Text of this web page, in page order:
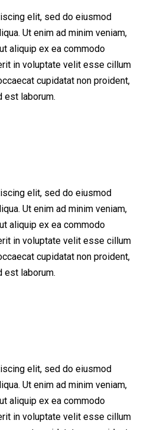
elit, sed do eiusmod
Ut enim ad minim veniam,
aliquip ex ea commodo
in voluptate velit esse cillum
cupidatat non proident,
est laborum.
elit, sed do eiusmod
Ut enim ad minim veniam,
aliquip ex ea commodo
in voluptate velit esse cillum
cupidatat non proident,
est laborum.
elit, sed do eiusmod
Ut enim ad minim veniam,
aliquip ex ea commodo
in voluptate velit esse cillum